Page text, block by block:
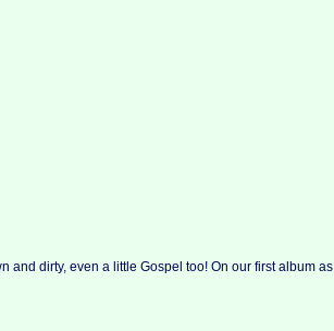
and dirty, even a little Gospel too! On our first album as